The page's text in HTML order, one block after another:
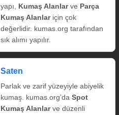
yapı, Kumaş Alanlarve Parça
Kumaş Alanlariçin çok
değerlidir. kumas.org tarafından
sık alımı yapılır.
Saten
Parlak ve zarif yüzeyiyle abiyelik
kumaş. kumas.org’da Spot
Kumaş Alanlarve düzenli